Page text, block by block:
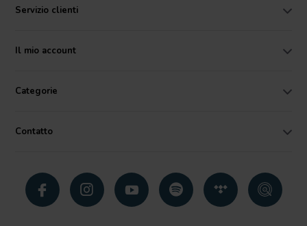
Servizio clienti
Il mio account
Categorie
Contatto